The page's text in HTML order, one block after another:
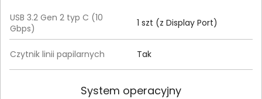
USB 3.2 Gen 2 typ C (10
Gbps)
1 szt (z Display Port)
Czytnik linii papilarnych Tak
System operacyjny